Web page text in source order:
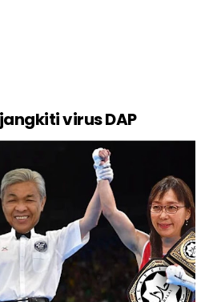
virus DAP